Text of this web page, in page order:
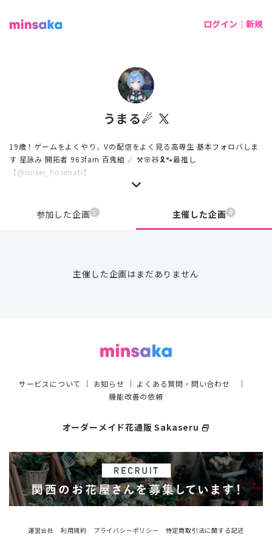
ログイン｜新規
うまる☄
19歳！ゲームをよくやり、Vの配信をよく見る高専生 基本フォロバしま
す 星詠み 開拓者 963fam 百鬼組 ☄ ⚒️🌸🧸🎗🐾最推し
【@suisei_hosimati】
参加した企画 1 主催した企画 0
主催した企画はまだありません
サービスについて ｜ お知らせ ｜ よくある質問・問い合わせ ｜
機能改善の依頼
オーダーメイド花通販 Sakaseru select_window
運営会社 利用規約 プライバシーポリシー
特定商取引法に関する記述